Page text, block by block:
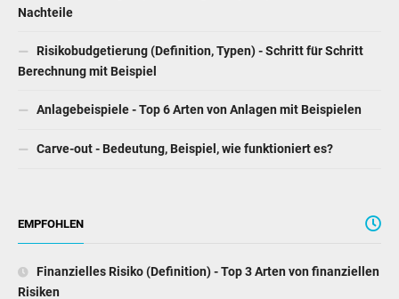
Nachteile
Risikobudgetierung (Definition, Typen) - Schritt für Schritt
Berechnung mit Beispiel
Anlagebeispiele - Top 6 Arten von Anlagen mit Beispielen
Carve-out - Bedeutung, Beispiel, wie funktioniert es?
EMPFOHLEN
Finanzielles Risiko (Definition) - Top 3 Arten von finanziellen
Risiken